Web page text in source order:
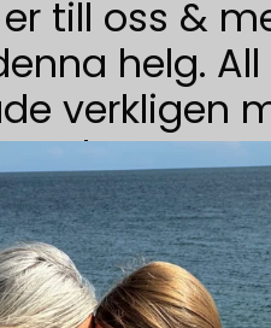
till oss &
helg. All
verkligen
Tacksam!